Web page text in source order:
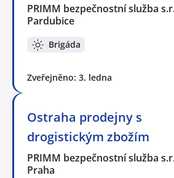
PRIMM bezpečnostní služba
Pardubice
Brigáda
Zveřejněno: 3. ledna
Ostraha prodejny s
drogistickým zbožím
PRIMM bezpečnostní služba
Praha